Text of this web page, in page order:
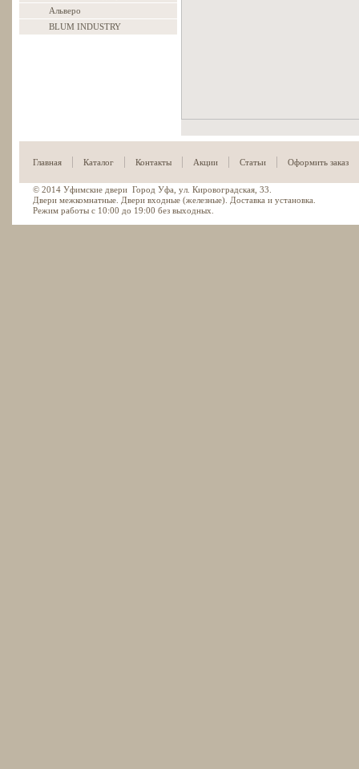
Альверо
BLUM INDUSTRY
Главная | Каталог | Контакты | Акции | Статьи | Оформить заказ
© 2014 Уфимские двери Город Уфа, ул. Кировоградская, 33.
Двери межкомнатные. Двери входные (железные). Доставка и установка.
Режим работы с 10:00 до 19:00 без выходных.